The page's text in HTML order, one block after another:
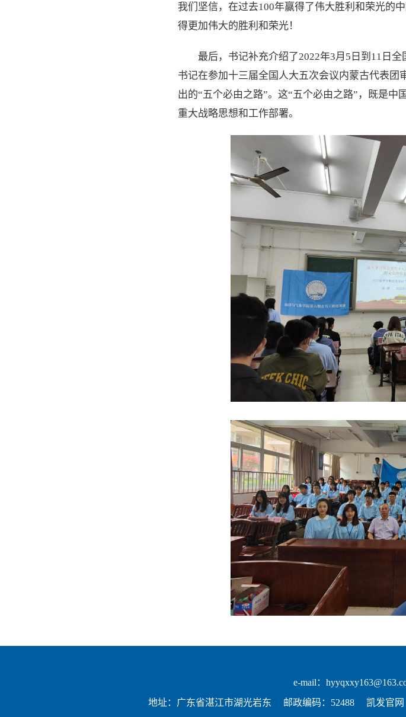
我们坚信，在过去100年赢得了伟大胜利和荣光的
得更加伟大的胜利和荣光！
最后，书记补充介绍了2022年3月5日到11日
书记在参加十三届全国人大五次会议内蒙古代表
出的“五个必由之路”。这“五个必由之路”，既是
重大战略思想和工作部署。
e-mail：
地址：广东省湛江市湖光岩东
邮政编码：52488 凯发官网